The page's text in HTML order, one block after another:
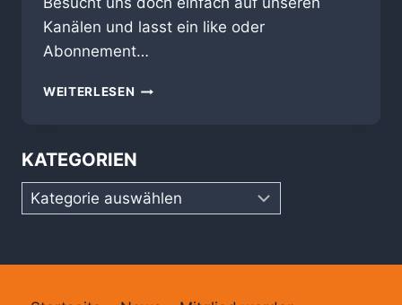
Kanälen und lasst ein like oder
Abonnement…
WEITERLESEN WIR
KATEGORIEN
Kategorien